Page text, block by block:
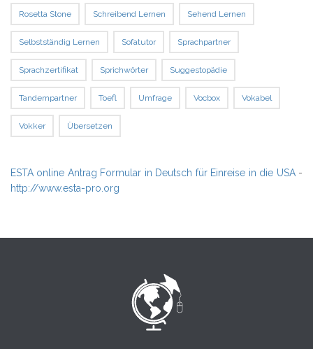
Rosetta Stone Schreibend Lernen Sehend Lernen
Selbstständig Lernen Sofatutor Sprachpartner
Sprachzertifikat Sprichwörter Suggestopädie
Tandempartner Toefl Umfrage Vocbox Vokabel
Vokker Übersetzen
ESTA online Antrag Formular in Deutsch für Einreise in die USA-
http://www.esta-pro.org